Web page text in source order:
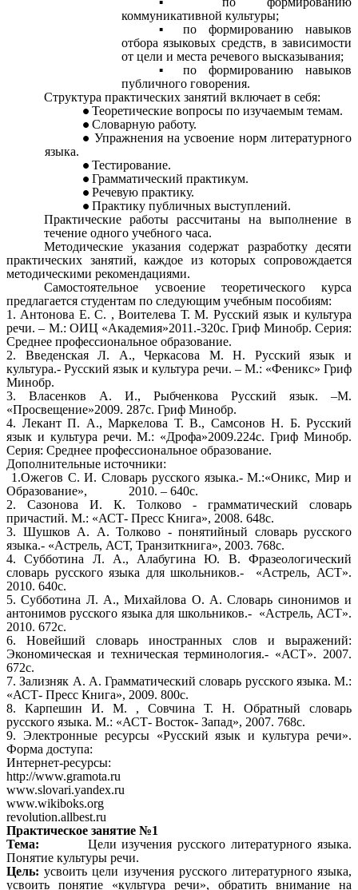
коммуникативной культуры;
по формированию навыков
отбора языковых средств, в зависимости
от цели и места речевого высказывания;
по формированию навыков
публичного говорения.
Структура практических занятий включает в себя:
Теоретические вопросы по изучаемым темам.
Словарную работу.
Упражнения на усвоение норм литературного
языка.
Тестирование.
Грамматический практикум.
Речевую практику.
Практику публичных выступлений.
Практические работы рассчитаны на выполнение в
течение одного учебного часа.
Методические указания содержат разработку десяти
практических занятий, каждое из которых сопровождается
методическими рекомендациями.
Самостоятельное усвоение теоретического курса
предлагается студентам по следующим учебным пособиям:
1. Антонова Е. С. , Воителева Т. М. Русский язык и культура
речи. – М.: ОИЦ «Академия»2011.-320с. Гриф Минобр. Серия:
Среднее профессиональное образование.
2. Введенская Л. А., Черкасова М. Н. Русский язык и
культура.- Русский язык и культура речи. – М.: «Феникс» Гриф
Минобр.
3. Власенков А. И., Рыбченкова Русский язык. –М.
«Просвещение»2009. 287с. Гриф Минобр.
4. Лекант П. А., Маркелова Т. В., Самсонов Н. Б. Русский
язык и культура речи. М.: «Дрофа»2009.224с. Гриф Минобр.
Серия: Среднее профессиональное образование.
Дополнительные источники:
1.Ожегов С. И. Словарь русского языка.- М.:«Оникс, Мир и
Образование», 2010. – 640с.
2. Сазонова И. К. Толково - грамматический словарь
причастий. М.: «АСТ- Пресс Книга», 2008. 648с.
3. Шушков А. А. Толково - понятийный словарь русского
языка.- «Астрель, АСТ, Транзиткнига», 2003. 768с.
4. Субботина Л. А., Алабугина Ю. В. Фразеологический
словарь русского языка для школьников.- «Астрель, АСТ».
2010. 640с.
5. Субботина Л. А., Михайлова О. А. Словарь синонимов и
антонимов русского языка для школьников.- «Астрель, АСТ».
2010. 672с.
6. Новейший словарь иностранных слов и выражений:
Экономическая и техническая терминология.- «АСТ». 2007.
672с.
7. Зализняк А. А. Грамматический словарь русского языка. М.:
«АСТ- Пресс Книга», 2009. 800с.
8. Карпешин И. М. , Совчина Т. Н. Обратный словарь
русского языка. М.: «АСТ- Восток- Запад», 2007. 768с.
9. Электронные ресурсы «Русский язык и культура речи».
Форма доступа:
Интернет-ресурсы:
http://www.gramota.ru
www.slovari.yandex.ru
www.wikiboks.org
revolution.allbest.ru
Практическое занятие №1
Тема:
Цели изучения русского литературного языка.
Понятие культуры речи.
Цель: усвоить цели изучения русского литературного языка,
усвоить понятие «культура речи», обратить внимание на